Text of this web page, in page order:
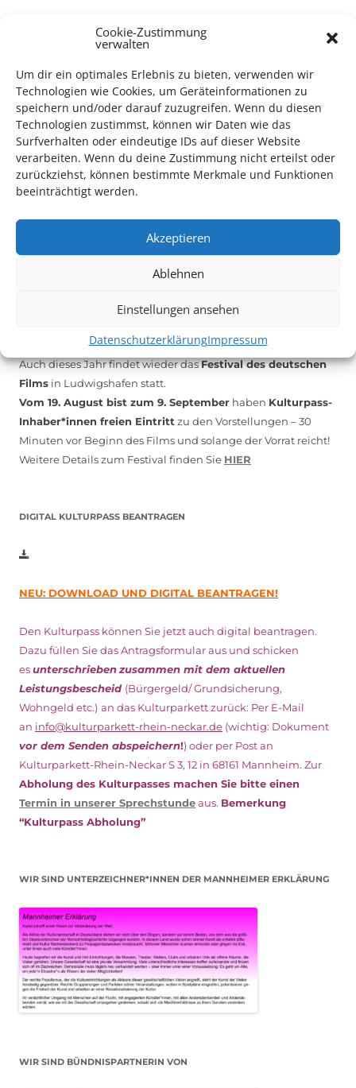
Cookie-Zustimmung
verwalten
Um dir ein optimales Erlebnis zu bieten, verwenden wir
Technologien wie Cookies, um Geräteinformationen zu
speichern und/oder darauf zuzugreifen. Wenn du diesen
Technologien zustimmst, können wir Daten wie das
Surfverhalten oder eindeutige IDs auf dieser Website
verarbeiten. Wenn du deine Zustimmung nicht erteilst oder
zurückziehst, können bestimmte Merkmale und Funktionen
beeinträchtigt werden.
Akzeptieren
Ablehnen
Einstellungen ansehen
DatenschutzerklärungImpressum
TECHNIK SUPPORT GESUCHT!
Mithilfe im Bereich Technik
. Sie haben Interesse? Dann
melden Sie sich unterinfo@kulturparkett-rhein-neckar.de
*KULTURTIPP SOMMERPAUSE: FESTIVAL DES DEUTSCHEN FILMS*
Auch dieses Jahr findet wieder dasFestival des deutschen
Films in Ludwigshafen statt.
Vom 19. August bist zum 9. September haben Kulturpass-
Inhaber*innen freien Eintritt zu den Vorstellungen – 30
Minuten vor Beginn des Films und solange der Vorrat reicht!
Weitere Details zum Festival finden Sie HIER
DIGITAL KULTURPASS BEANTRAGEN
NEU: DOWNLOAD UND DIGITAL BEANTRAGEN!
Den Kulturpass können Sie jetzt auch digital beantragen.
Dazu füllen Sie das Antragsformular aus und schicken
esunterschriebenzusammen mit dem aktuellen
Leistungsbescheid (Bürgergeld/ Grundsicherung,
Wohngeld etc.) an das Kulturparkett zurück: Per E-Mail
an info@kulturparkett-rhein-neckar.de (wichtig: Dokument
vor dem Senden abspeichern!) oder per Post an
Kulturparkett-Rhein-Neckar S 3, 12 in 68161 Mannheim. Zur
Abholung des Kulturpasses machen Sie bitte einen
Termin in unserer Sprechstundeaus. Bemerkung
“Kulturpass Abholung”
WIR SIND UNTERZEICHNER*INNEN DER MANNHEIMER ERKLÄRUNG
WIR SIND BÜNDNISPARTNERIN VON